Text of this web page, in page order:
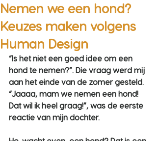
Nemen we een hond?
Keuzes maken volgens
Human Design
“Is het niet een goed idee om een
hond te nemen?”. Die vraag werd mij
aan het einde van de zomer gesteld.
“Jaaaa, mam we nemen een hond!
Dat wil ik heel graag!”, was de eerste
reactie van mijn dochter.